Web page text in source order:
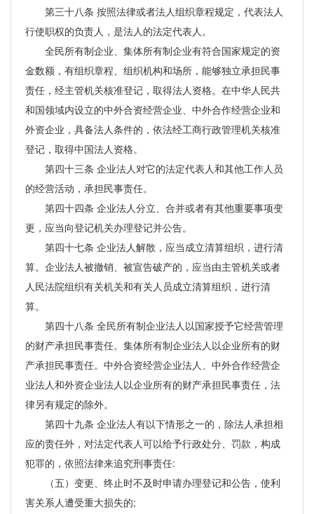
第三十八条 按照法律或者法人组织章程规定，代表法人
行使职权的负责人，是法人的法定代表人。
全民所有制企业、集体所有制企业有符合国家规定的资
金数额，有组织章程、组织机构和场所，能够独立承担民事
责任，经主管机关核准登记，取得法人资格。在中华人民共
和国领域内设立的中外合资经营企业、中外合作经营企业和
外资企业，具备法人条件的，依法经工商行政管理机关核准
登记，取得中国法人资格。
第四十三条 企业法人对它的法定代表人和其他工作人员
的经营活动，承担民事责任。
第四十四条 企业法人分立、合并或者有其他重要事项变
更，应当向登记机关办理登记并公告。
第四十七条 企业法人解散，应当成立清算组织，进行清
算。企业法人被撤销、被宣告破产的，应当由主管机关或者
人民法院组织有关机关和有关人员成立清算组织，进行清
算。
第四十八条 全民所有制企业法人以国家授予它经营管理
的财产承担民事责任。集体所有制企业法人以企业所有的财
产承担民事责任。中外合资经营企业法人、中外合作经营企
业法人和外资企业法人以企业所有的财产承担民事责任，法
律另有规定的除外。
第四十九条 企业法人有以下情形之一的，除法人承担相
应的责任外，对法定代表人可以给予行政处分、罚款，构成
犯罪的，依照法律来追究刑事责任:
（五）变更、终止时不及时申请办理登记和公告，使利
害关系人遭受重大损失的;